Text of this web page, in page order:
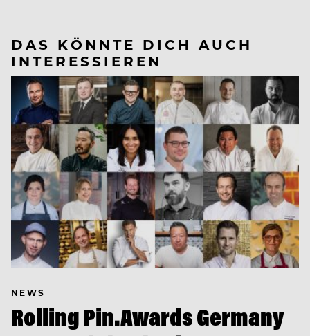
DAS KÖNNTE DICH AUCH
INTERESSIEREN
NEWS
Rolling Pin.Awards Germany